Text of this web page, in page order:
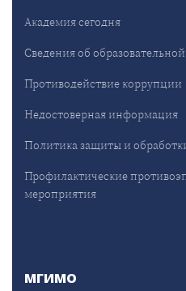
Академия сегодня
Сведения об
Противодействие коррупции
Недостоверная информация
Политика защиты и
Профилактические
мероприятия
МГИМО